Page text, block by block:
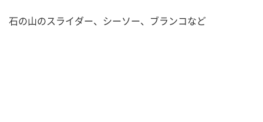
石の山のスライダー、シーソー、ブランコなど